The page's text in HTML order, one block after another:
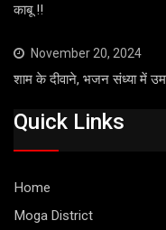
काबू !!
November 20, 2024
शाम के दीवाने, भजन संध्या में
Quick Links
Home
Moga District